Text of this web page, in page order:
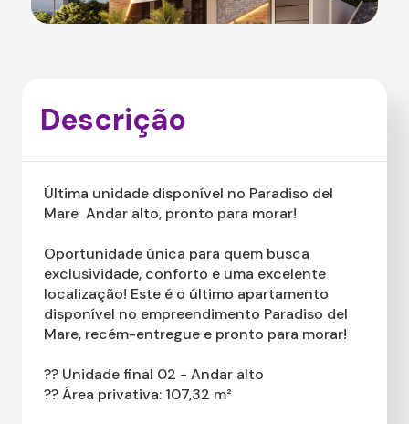
Descrição
Última unidade disponível no Paradiso del
Mare  Andar alto, pronto para morar!
Oportunidade única para quem busca
exclusividade, conforto e uma excelente
localização! Este é o último apartamento
disponível no empreendimento Paradiso del
Mare, recém-entregue e pronto para morar!
?? Unidade final 02 - Andar alto
?? Área privativa: 107,32 m²